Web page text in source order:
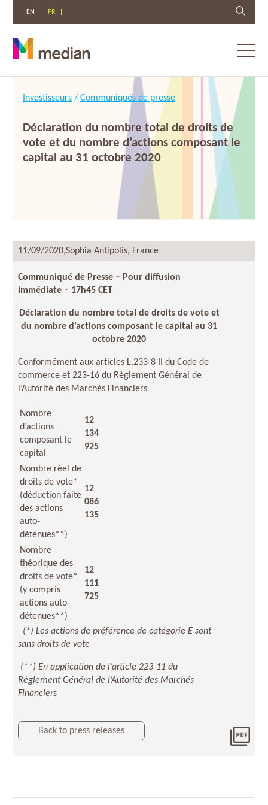
EN FR
Investisseurs/ Communiqués de presse
Déclaration du nombre total de droits de
vote et du nombre d’actions composant le
capital au 31 octobre 2020
11/09/2020,Sophia Antipolis, France
Communiqué de Presse – Pour diffusion
immédiate – 17h45 CET
Déclaration du nombre total de droits de vote et
du nombre d’actions composant le capital au 31
octobre 2020
Conformément aux articles L.233-8 II du Code de
commerce et 223-16 du Règlement Général de
l’Autorité des Marchés Financiers
Nombre
d’actions
composant le
capital
12
134
925
Nombre réel de
droits de vote*
(déduction faite
des actions
auto-
détenues**)
12
086
135
Nombre
théorique des
droits de vote*
(y compris
actions auto-
détenues**)
12
111
725
(*) Les actions de préférence de catégorie E sont
sans droits de vote
(**) En application de l’article 223-11 du
Règlement Général de l’Autorité des Marchés
Financiers
Back to press releases